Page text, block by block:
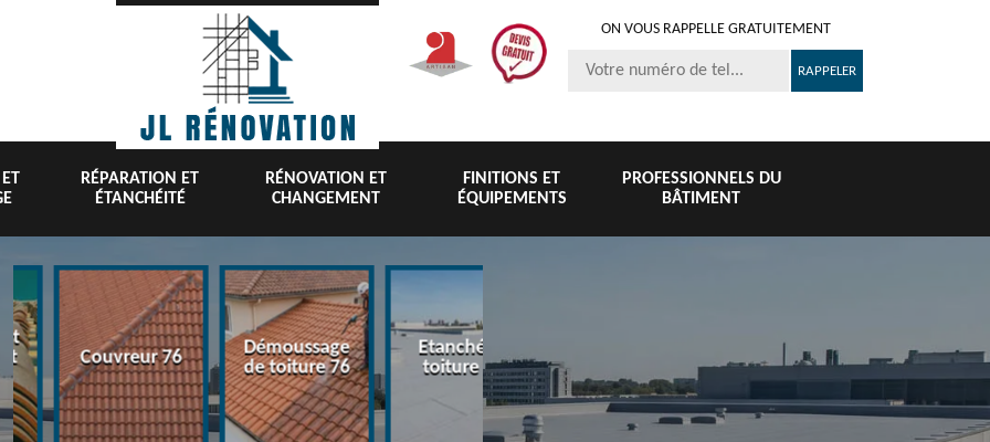
ON VOUS RAPPELLE GRATUITEMENT
RÉPARATION ET
ÉTANCHÉITÉ
RÉNOVATION ET
CHANGEMENT
FINITIONS ET
ÉQUIPEMENTS
PROFESSIONNELS DU
BÂTIMENT
Couvreur 76
Démoussage
de toiture 76
Etanchéité
toiture 76
Nettoyage et
pose de
gouttière 76
tuile et
76